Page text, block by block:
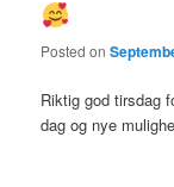
Posted on
Riktig god tirsdag
dag og nye